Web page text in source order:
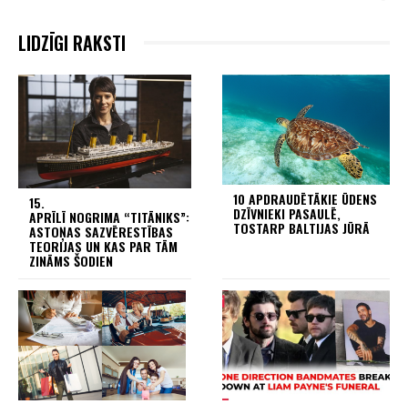
LIDZĪGI RAKSTI
15.
APRĪLĪ NOGRIMA “TITĀNIKS”:
ASTOŅAS SAZVĒRESTĪBAS
TEORIJAS UN KAS PAR TĀM
ZINĀMS ŠODIEN
10 APDRAUDĒTĀKIE ŪDENS
DZĪVNIEKI PASAULĒ,
TOSTARP BALTIJAS JŪRĀ